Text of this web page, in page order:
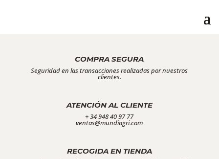
COMPRA SEGURA
Seguridad en las transacciones realizadas por nuestros
clientes.
ATENCIÓN AL CLIENTE
+ 34 948 40 97 77
ventas@mundiagri.com
RECOGIDA EN TIENDA